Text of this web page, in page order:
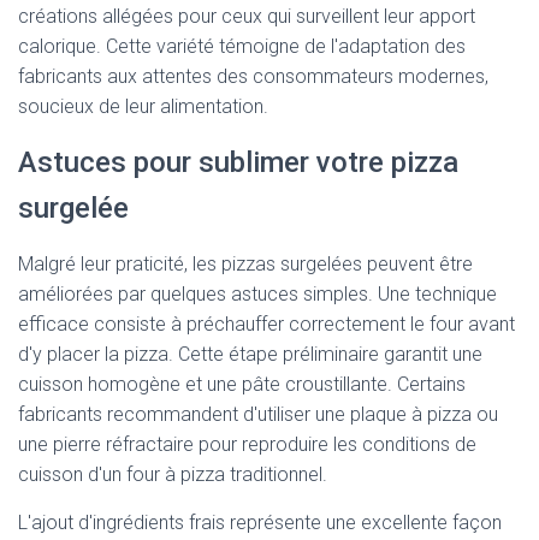
créations allégées pour ceux qui surveillent leur apport
calorique. Cette variété témoigne de l'adaptation des
fabricants aux attentes des consommateurs modernes,
soucieux de leur alimentation.
Astuces pour sublimer votre pizza
surgelée
Malgré leur praticité, les pizzas surgelées peuvent être
améliorées par quelques astuces simples. Une technique
efficace consiste à préchauffer correctement le four avant
d'y placer la pizza. Cette étape préliminaire garantit une
cuisson homogène et une pâte croustillante. Certains
fabricants recommandent d'utiliser une plaque à pizza ou
une pierre réfractaire pour reproduire les conditions de
cuisson d'un four à pizza traditionnel.
L'ajout d'ingrédients frais représente une excellente façon